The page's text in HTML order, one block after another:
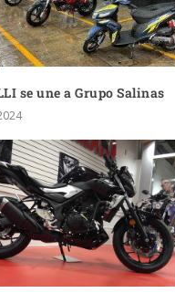
se une a Grupo Salinas